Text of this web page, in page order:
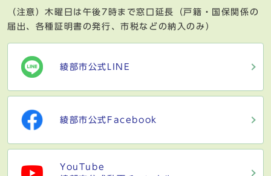
（注意）木曜日は午後7時まで窓口延長（戸籍・国保関係の
届出、各種証明書の発行、市税などの納入のみ）
綾部市公式LINE
綾部市公式Facebook
YouTube